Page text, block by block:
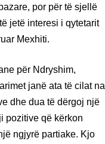
por për të sjellë
jetë interesi i qytetarit
Mexhiti.
për Ndryshim,
janë ata të cilat na
dhe dua të dërgoj një
pozitive që kërkon
ngjyrë partiake. Kjo